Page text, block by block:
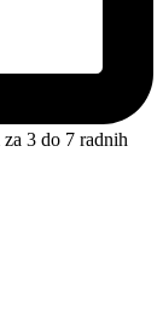
za 3 do 7 radnih